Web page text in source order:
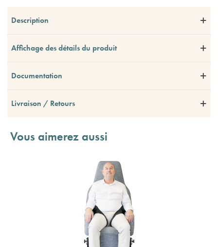
Description
Affichage des détails du produit
Documentation
Livraison / Retours
Vous aimerez aussi